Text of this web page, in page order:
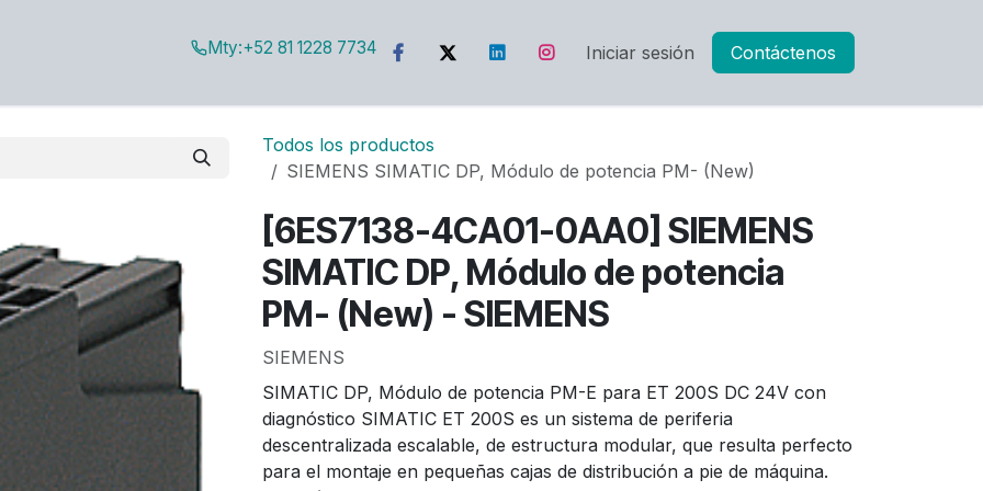
Mty:+52 81 1228 7734 Iniciar sesión Contáctenos
Todos los productos
SIEMENS SIMATIC DP, Módulo de potencia PM- (New)
[6ES7138-4CA01-0AA0] SIEMENS
SIMATIC DP, Módulo de potencia
PM- (New) - SIEMENS
SIEMENS
SIMATIC DP, Módulo de potencia PM-E para ET 200S DC 24V con
diagnóstico SIMATIC ET 200S es un sistema de periferia
descentralizada escalable, de estructura modular, que resulta perfecto
para el montaje en pequeñas cajas de distribución a pie de máquina.